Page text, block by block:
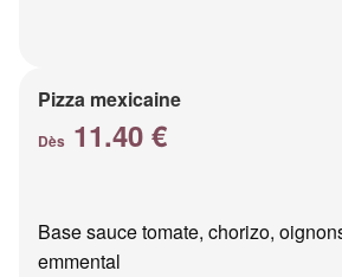
Pizza mexicaine
Dès 11.40 €
Base sauce tomate, chorizo,
emmental